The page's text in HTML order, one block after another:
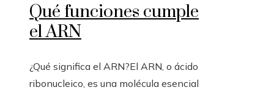
Qué funciones cumple
el ARN
¿Qué significa el ARN?El ARN, o ácido
ribonucleico, es una molécula esencial